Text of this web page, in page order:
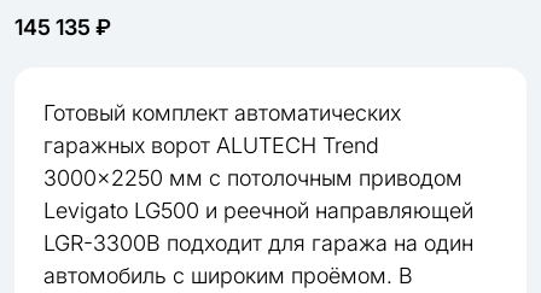
145 135 ₽
Готовый комплект автоматических
гаражных ворот ALUTECH Trend
3000×2250 мм с потолочным приводом
Levigato LG500 и реечной направляющей
LGR-3300B подходит для гаража на один
автомобиль с широким проёмом. В